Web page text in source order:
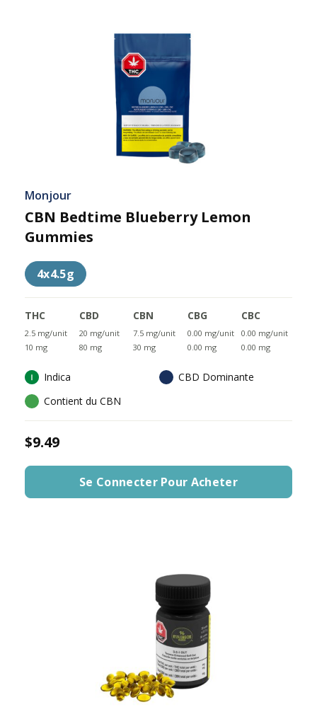
Monjour
CBN Bedtime Blueberry Lemon
Gummies
4x4.5g
THC
2.5 mg/unit
10 mg
CBD
20 mg/unit
80 mg
CBN
7.5 mg/unit
30 mg
CBG
0.00 mg/unit
0.00 mg
CBC
0.00 mg/unit
0.00 mg
Indica
CBD Dominante
Contient du CBN
$9.49
Se Connecter Pour Acheter